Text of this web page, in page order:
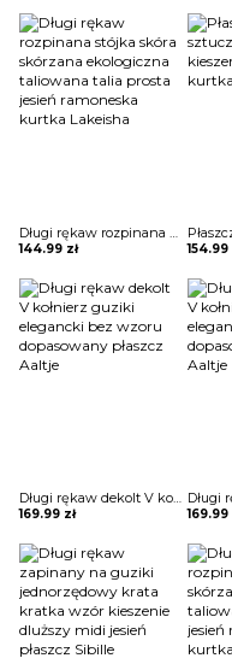
Długi rękaw rozpinana stójka skóra skórzana ekologiczna taliowana talia prosta jesień ramoneska kurtka Lakeisha
144.99 zł 154.99
Długi rękaw dekolt V kołnierz guziki elegancki bez wzoru dopasowany płaszcz Aaltje
169.99 zł 169.99